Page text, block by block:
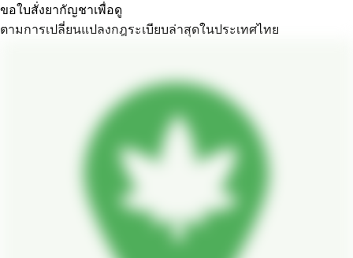
ขอใบสั่งยากัญชาเพื่อดู
ตามการเปลี่ยนแปลงกฎระเบียบล่าสุดในประเทศไทย